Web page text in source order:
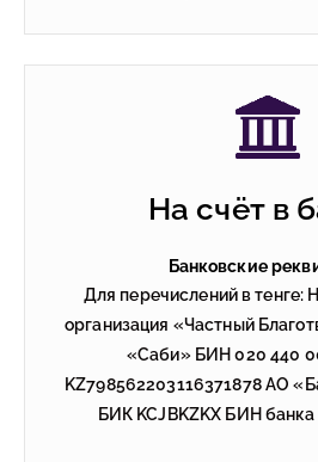
На счёт в
Банковские
Для перечислений в тенге:
организация «Частный
«Саби» БИН 020 440
KZ798562203116371878 АО
БИК KCJBKZKX БИН